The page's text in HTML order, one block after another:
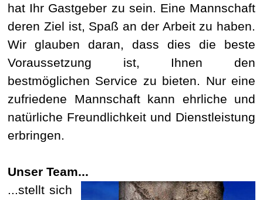
hat Ihr Gastgeber zu sein. Eine Mannschaft
deren Ziel ist, Spaß an der Arbeit zu haben.
Wir glauben daran, dass dies die beste
Voraussetzung ist, Ihnen den
bestmöglichen Service zu bieten. Nur eine
zufriedene Mannschaft kann ehrliche und
natürliche Freundlichkeit und Dienstleistung
erbringen.
Unser Team...
...stellt sich